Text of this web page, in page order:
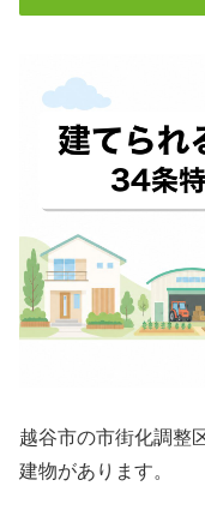
越谷市の市街化調整
建物があります。